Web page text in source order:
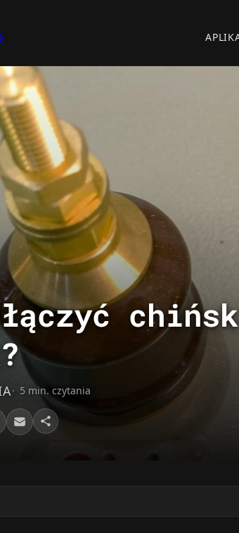
5 min. czytania